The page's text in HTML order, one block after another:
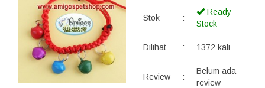
Stok :
Ready
Stock
Dilihat : 1372 kali
Review :
Belum ada
review